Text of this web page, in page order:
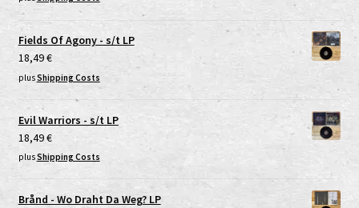
Fields Of Agony - s/t LP
18,49€
plusShipping Costs
Evil Warriors - s/t LP
18,49€
plusShipping Costs
Brånd - Wo Draht Da Weg? LP